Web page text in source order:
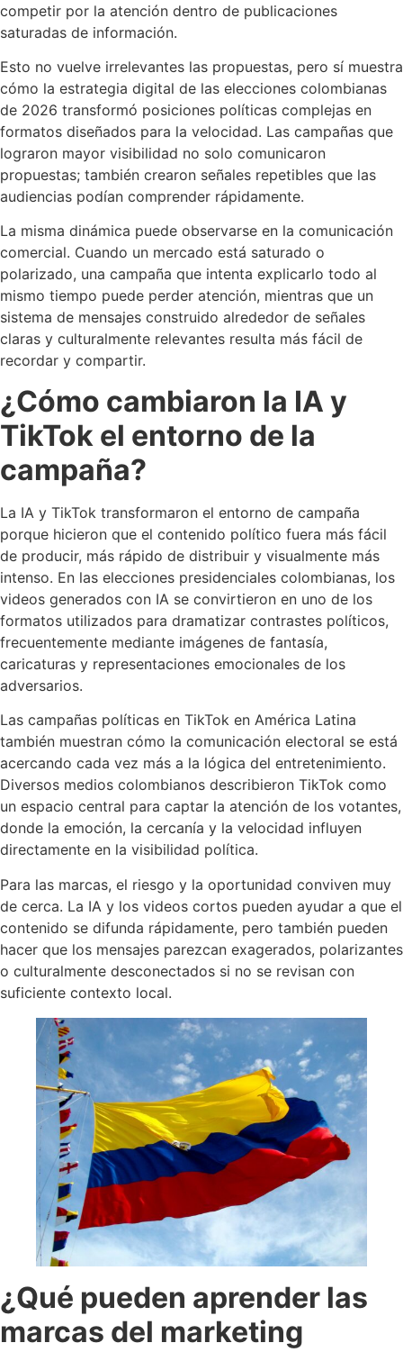
competir por la atención dentro de publicaciones
saturadas de información.
Esto no vuelve irrelevantes las propuestas, pero sí muestra
cómo la estrategia digital de las elecciones colombianas
de 2026 transformó posiciones políticas complejas en
formatos diseñados para la velocidad. Las campañas que
lograron mayor visibilidad no solo comunicaron
propuestas; también crearon señales repetibles que las
audiencias podían comprender rápidamente.
La misma dinámica puede observarse en la comunicación
comercial. Cuando un mercado está saturado o
polarizado, una campaña que intenta explicarlo todo al
mismo tiempo puede perder atención, mientras que un
sistema de mensajes construido alrededor de señales
claras y culturalmente relevantes resulta más fácil de
recordar y compartir.
¿Cómo cambiaron la IA y
TikTok el entorno de la
campaña?
La IA y TikTok transformaron el entorno de campaña
porque hicieron que el contenido político fuera más fácil
de producir, más rápido de distribuir y visualmente más
intenso. En las elecciones presidenciales colombianas, los
videos generados con IA se convirtieron en uno de los
formatos utilizados para dramatizar contrastes políticos,
frecuentemente mediante imágenes de fantasía,
caricaturas y representaciones emocionales de los
adversarios.
Las campañas políticas en TikTok en América Latina
también muestran cómo la comunicación electoral se está
acercando cada vez más a la lógica del entretenimiento.
Diversos medios colombianos describieron TikTok como
un espacio central para captar la atención de los votantes,
donde la emoción, la cercanía y la velocidad influyen
directamente en la visibilidad política.
Para las marcas, el riesgo y la oportunidad conviven muy
de cerca. La IA y los videos cortos pueden ayudar a que el
contenido se difunda rápidamente, pero también pueden
hacer que los mensajes parezcan exagerados, polarizantes
o culturalmente desconectados si no se revisan con
suficiente contexto local.
¿Qué pueden aprender las
marcas del marketing